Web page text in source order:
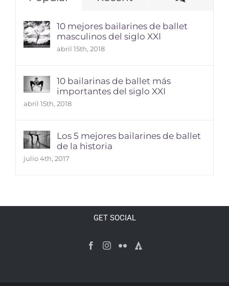
10 mejores bailarines de ballet
masculinos del siglo XXI
abril 15th, 2018
10 bailarinas de ballet más
importantes del siglo XXI
abril 15th, 2018
Los 5 mejores bailarines de ballet
de la historia
julio 4th, 2017
GET SOCIAL